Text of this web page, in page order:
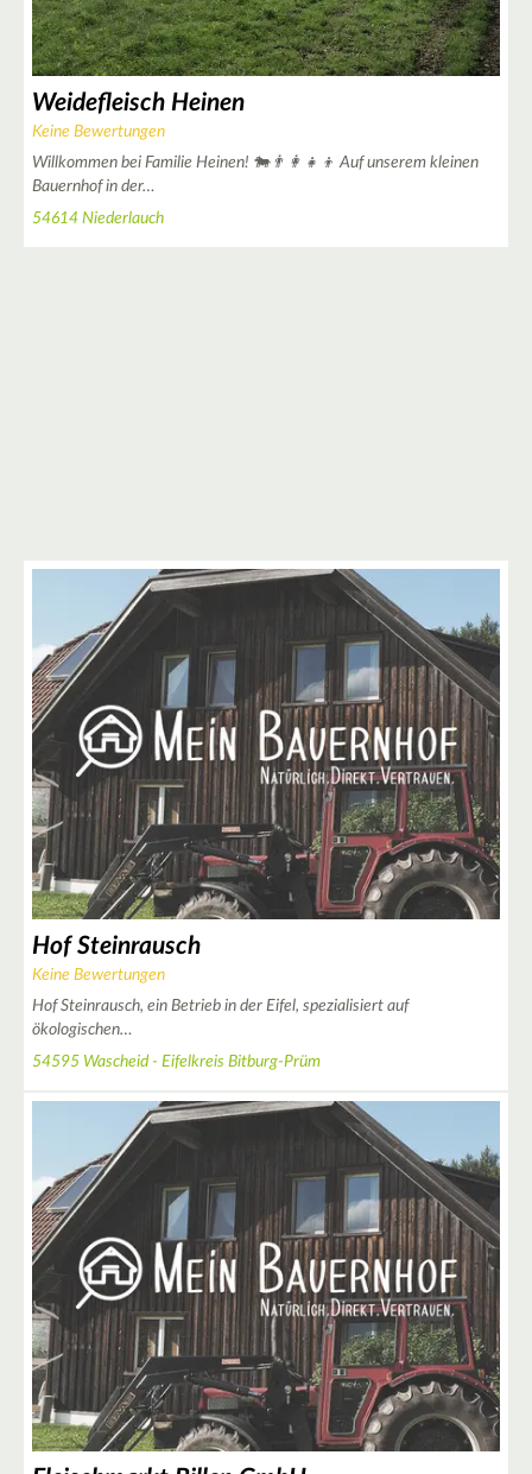
Weidefleisch Heinen
Keine Bewertungen
Willkommen bei Familie Heinen! 🐄👨‍👩‍👧‍👦 Auf unserem kleinen
Bauernhof in der…
54614 Niederlauch
Hof Steinrausch
Keine Bewertungen
Hof Steinrausch, ein Betrieb in der Eifel, spezialisiert auf
ökologischen…
54595 Wascheid - Eifelkreis Bitburg-Prüm
2
9
4
6
9
11
2
3